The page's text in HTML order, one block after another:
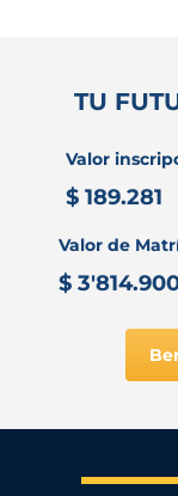
TU
Valor
$ 189.281
Valor de
$